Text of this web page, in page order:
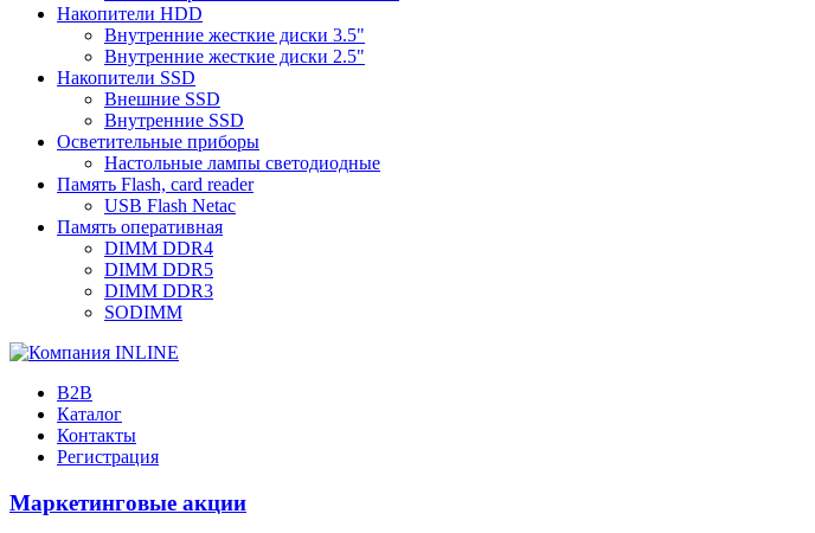
Накопители HDD
Внутренние жесткие диски 3.5"
Внутренние жесткие диски 2.5"
Накопители SSD
Внешние SSD
Внутренние SSD
Осветительные приборы
Настольные лампы светодиодные
Память Flash, card reader
USB Flash Netac
Память оперативная
DIMM DDR4
DIMM DDR5
DIMM DDR3
SODIMM
B2B
Каталог
Контакты
Регистрация
Маркетинговые акции